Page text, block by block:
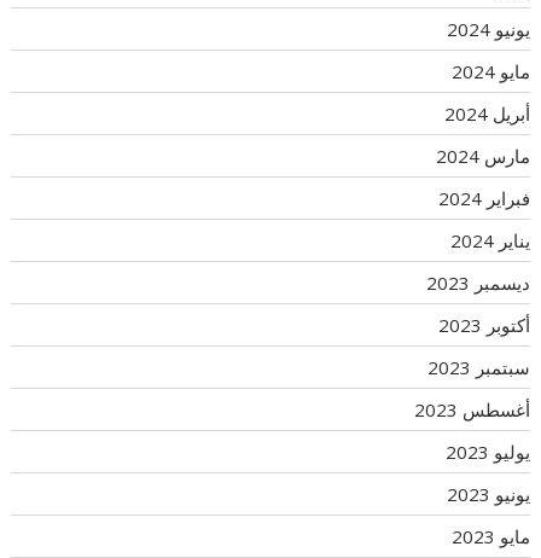
يونيو 2024
مايو 2024
أبريل 2024
مارس 2024
فبراير 2024
يناير 2024
ديسمبر 2023
أكتوبر 2023
سبتمبر 2023
أغسطس 2023
يوليو 2023
يونيو 2023
مايو 2023